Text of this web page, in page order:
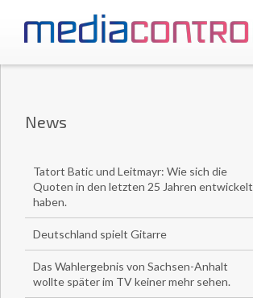
News
Tatort Batic und Leitmayr: Wie sich die
Quoten in den letzten 25 Jahren entwickelt
haben.
Deutschland spielt Gitarre
Das Wahlergebnis von Sachsen-Anhalt
wollte später im TV keiner mehr sehen.